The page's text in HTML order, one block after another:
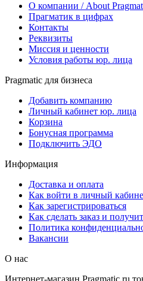
О компании / About
Прагматик в цифрах
Контакты
Реквизиты
Миссия и ценности
Условия работы юр. лица
Pragmatic для бизнеса
Добавить компанию
Личный кабинет юр. лица
Корзина
Бонусная программа
Подключить ЭДО
Информация
Доставка и оплата
Как войти в личный
Как зарегистрироваться
Как сделать заказ и
Политика
Вакансии
О нас
Интернет-магазин Pragmatic.ru